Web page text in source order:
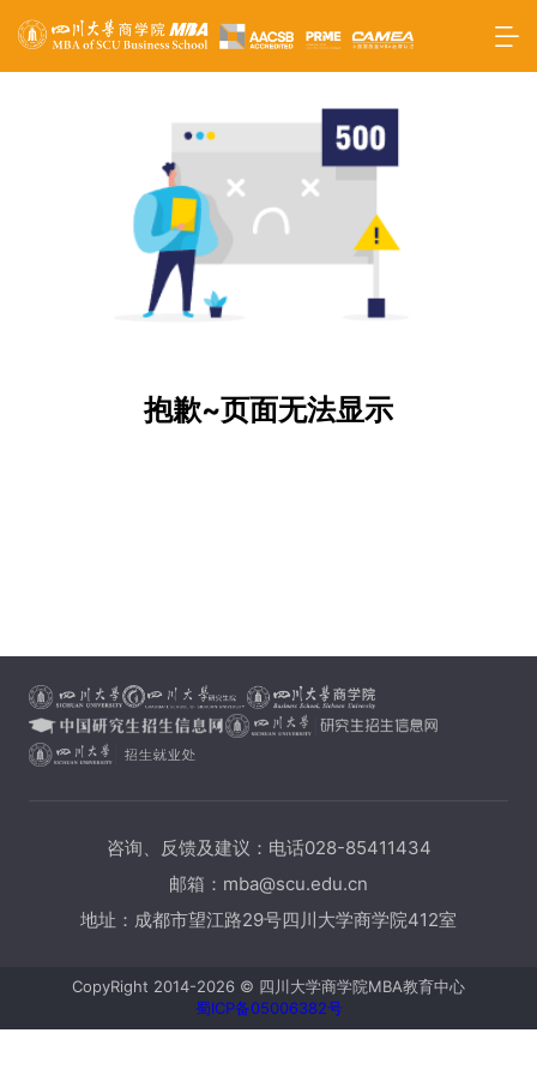
抱歉~页面无法显示
咨询、反馈及建议：电话028-85411434
邮箱：mba@scu.edu.cn
地址：成都市望江路29号四川大学商学院412室
CopyRight 2014-2026 © 四川大学商学院MBA教育中心
蜀ICP备05006382号